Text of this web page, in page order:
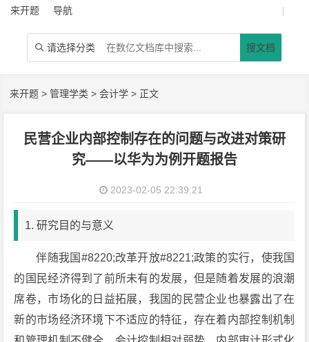
来开题 导航 |
 请选择分类 搜文档
来开题 >管理学类 >会计学 > 正文
民营企业内部控制存在的问题与改进对策研
究——以华为为例开题报告
2023-02-05 22:39:21
1. 研究目的与意义
伴随我国#8220;改革开放#8221;政策的实行，使我国
的国民经济得到了前所未有的发展，但是随着发展的浪潮
席卷，市场化的日益拓展，我国的民营企业也暴露出了在
新的市场经济环境下不适应的特征，存在着内部控制机制